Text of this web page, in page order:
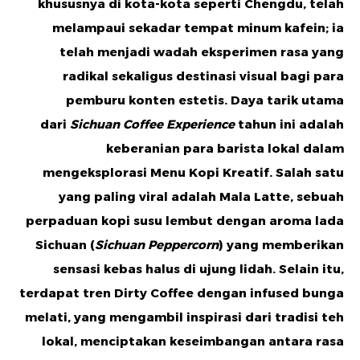
khususnya di kota-kota seperti Chengdu, telah
melampaui sekadar tempat minum kafein; ia
telah menjadi wadah eksperimen rasa yang
radikal sekaligus destinasi visual bagi para
pemburu konten estetis. Daya tarik utama
dari Sichuan Coffee Experiencetahun ini adalah
keberanian para barista lokal dalam
mengeksplorasi Menu Kopi Kreatif. Salah satu
yang paling viral adalah Mala Latte, sebuah
perpaduan kopi susu lembut dengan aroma lada
Sichuan (Sichuan Peppercorn) yang memberikan
sensasi kebas halus di ujung lidah. Selain itu,
terdapat tren Dirty Coffee dengan infused bunga
melati, yang mengambil inspirasi dari tradisi teh
lokal, menciptakan keseimbangan antara rasa